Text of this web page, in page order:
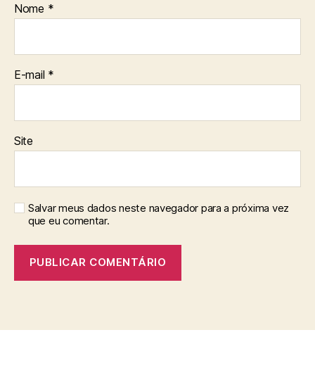
Nome *
E-mail *
Site
Salvar meus dados neste navegador para a próxima vez
que eu comentar.